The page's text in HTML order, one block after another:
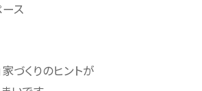
ス
家づくりのヒントが